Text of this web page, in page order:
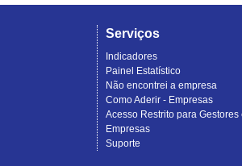
Serviços
Indicadores
Painel Estatístico
Não encontrei a empresa
Como Aderir - Empresas
Acesso Restrito para Gestores
Empresas
Suporte